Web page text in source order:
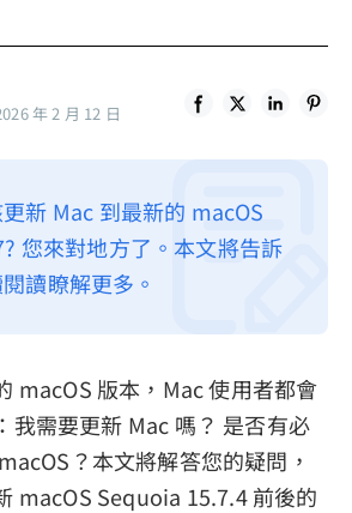
年 2 月 12 日
新 Mac 到最新的 macOS
您來對地方了。本文將告訴
讀瞭解更多。
macOS 版本，Mac 使用者都會
我需要更新 Mac 嗎？ 是否有必
？本文將解答您的疑問，
macOS Sequoia 15.7.4 前後的